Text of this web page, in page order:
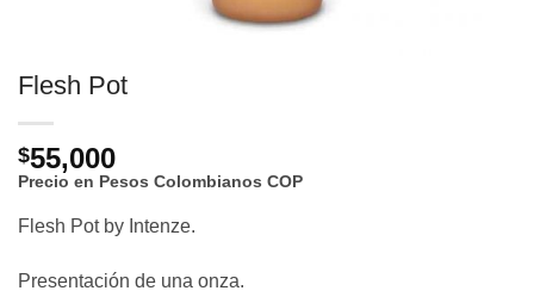
Flesh Pot
$55,000
Precio en Pesos Colombianos COP
Flesh Pot by Intenze.
Presentación de una onza.